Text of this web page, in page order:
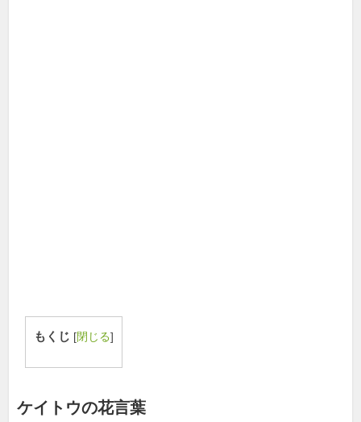
もくじ [閉じる]
ケイトウの花言葉